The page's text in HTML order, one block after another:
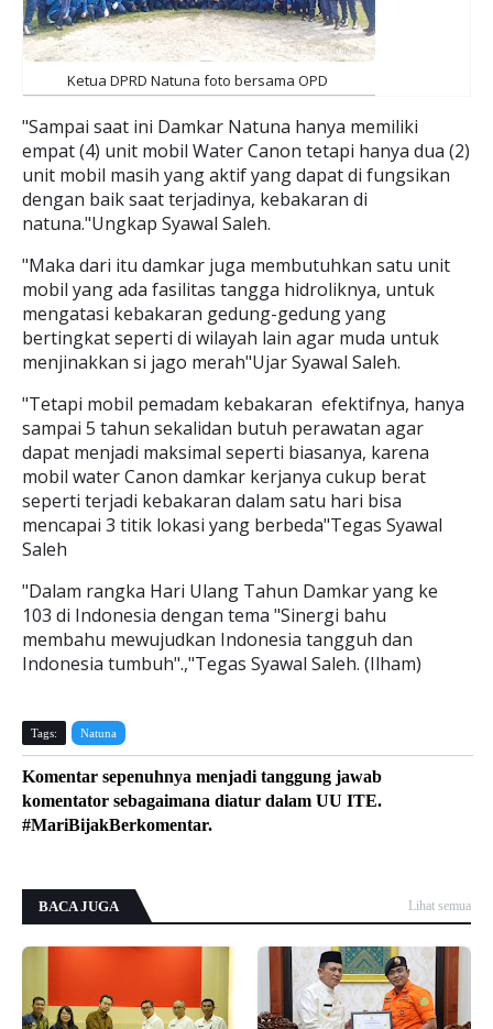
Ketua DPRD Natuna foto bersama OPD
"Sampai saat ini Damkar Natuna hanya memiliki
empat (4) unit mobil Water Canon tetapi hanya dua (2)
unit mobil masih yang aktif yang dapat di fungsikan
dengan baik saat terjadinya, kebakaran di
natuna."Ungkap Syawal Saleh.
"Maka dari itu damkar juga membutuhkan satu unit
mobil yang ada fasilitas tangga hidroliknya, untuk
mengatasi kebakaran gedung-gedung yang
bertingkat seperti di wilayah lain agar muda untuk
menjinakkan si jago merah"Ujar Syawal Saleh.
"Tetapi mobil pemadam kebakaran efektifnya, hanya
sampai 5 tahun sekalidan butuh perawatan agar
dapat menjadi maksimal seperti biasanya, karena
mobil water Canon damkar kerjanya cukup berat
seperti terjadi kebakaran dalam satu hari bisa
mencapai 3 titik lokasi yang berbeda"Tegas Syawal
Saleh
"Dalam rangka Hari Ulang Tahun Damkar yang ke
103 di Indonesia dengan tema "Sinergi bahu
membahu mewujudkan Indonesia tangguh dan
Indonesia tumbuh".,"Tegas Syawal Saleh. (Ilham)
Tags: Natuna
Komentar sepenuhnya menjadi tanggung jawab
komentator sebagaimana diatur dalam UU ITE.
#MariBijakBerkomentar.
BACA JUGA Lihat semua